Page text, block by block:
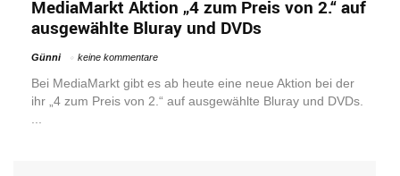
MediaMarkt Aktion „4 zum Preis von 2.“ auf
ausgewählte Bluray und DVDs
Günni keine kommentare
Bei MediaMarkt gibt es ab heute eine neue Aktion bei der
ihr „4 zum Preis von 2.“ auf ausgewählte Bluray und DVDs.